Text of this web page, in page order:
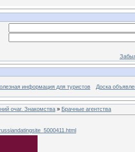
информация для туристов Доска
очаг. Знакомства » Брачные агентства